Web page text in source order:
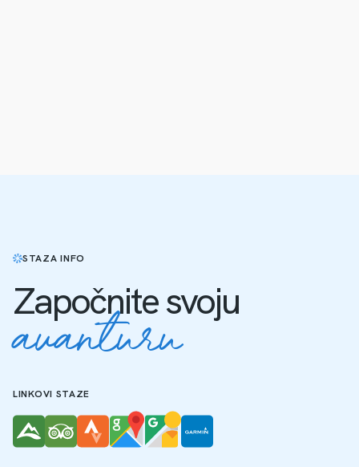
STAZA INFO
Započnite svoju
avanturu
LINKOVI STAZE